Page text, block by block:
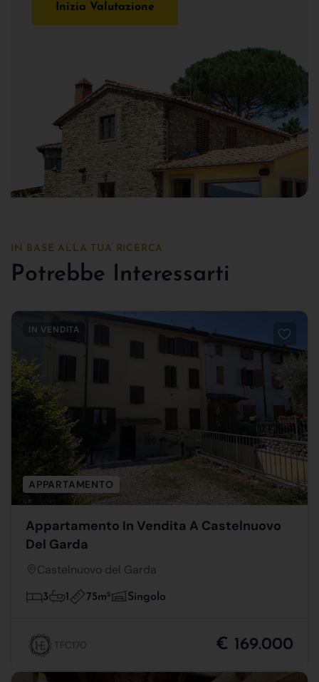
Inizia Valutazione
IN BASE ALLA TUA RICERCA
Potrebbe Interessarti
IN VENDITA
APPARTAMENTO
Appartamento In Vendita A Castelnuovo
Del Garda
Castelnuovo del Garda
3 1 75m2 Singolo
TFC170 € 169.000